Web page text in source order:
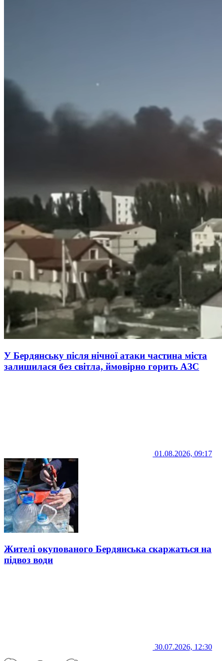
У Бердянську після нічної атаки частина міста
залишилася без світла, ймовірно горить АЗС
01.08.2026, 09:17
Жителі окупованого Бердянська скаржаться на
підвоз води
30.07.2026, 12:30